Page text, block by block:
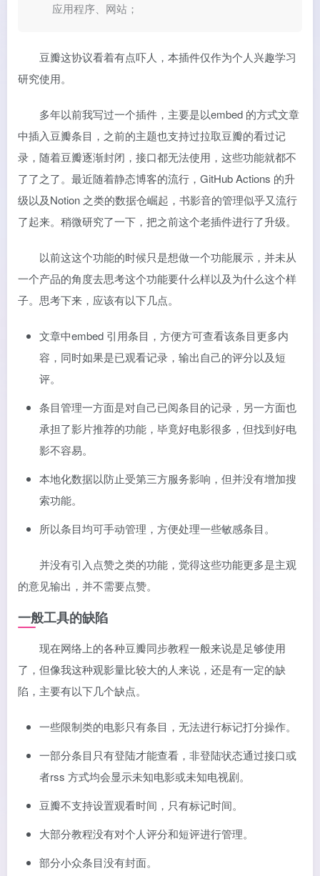
应用程序、网站；
豆瓣这协议看着有点吓人，本插件仅作为个人兴趣学习
研究使用。
多年以前我写过一个插件，主要是以embed 的方式文章
中插入豆瓣条目，之前的主题也支持过拉取豆瓣的看过记
录，随着豆瓣逐渐封闭，接口都无法使用，这些功能就都不
了了之了。最近随着静态博客的流行，GitHub Actions 的升
级以及Notion 之类的数据仓崛起，书影音的管理似乎又流行
了起来。稍微研究了一下，把之前这个老插件进行了升级。
以前这这个功能的时候只是想做一个功能展示，并未从
一个产品的角度去思考这个功能要什么样以及为什么这个样
子。思考下来，应该有以下几点。
文章中embed 引用条目，方便方可查看该条目更多内
容，同时如果是已观看记录，输出自己的评分以及短
评。
条目管理一方面是对自己已阅条目的记录，另一方面也
承担了影片推荐的功能，毕竟好电影很多，但找到好电
影不容易。
本地化数据以防止受第三方服务影响，但并没有增加搜
索功能。
所以条目均可手动管理，方便处理一些敏感条目。
并没有引入点赞之类的功能，觉得这些功能更多是主观
的意见输出，并不需要点赞。
一般工具的缺陷
现在网络上的各种豆瓣同步教程一般来说是足够使用
了，但像我这种观影量比较大的人来说，还是有一定的缺
陷，主要有以下几个缺点。
一些限制类的电影只有条目，无法进行标记打分操作。
一部分条目只有登陆才能查看，非登陆状态通过接口或
者rss 方式均会显示未知电影或未知电视剧。
豆瓣不支持设置观看时间，只有标记时间。
大部分教程没有对个人评分和短评进行管理。
部分小众条目没有封面。